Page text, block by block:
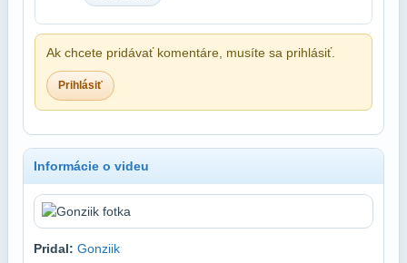
Ak chcete pridávať komentáre, musíte sa prihlásiť.
Prihlásiť
Informácie o videu
Pridal: Gonziik